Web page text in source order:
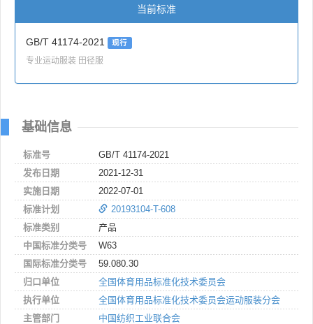
当前标准
GB/T 41174-2021 现行
专业运动服装 田径服
基础信息
标准号
GB/T 41174-2021
发布日期
2021-12-31
实施日期
2022-07-01
标准计划
20193104-T-608
标准类别
产品
中国标准分类号
W63
国际标准分类号
59.080.30
归口单位
全国体育用品标准化技术委员会
执行单位
全国体育用品标准化技术委员会运动服装分会
主管部门
中国纺织工业联合会